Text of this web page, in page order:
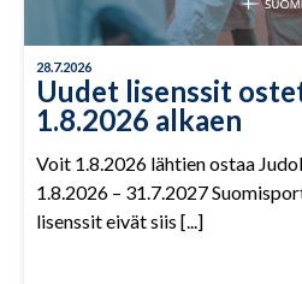
28.7.2026
Uudet lisenssit
1.8.2026 alkaen
Voit 1.8.2026 lähtien ostaa
1.8.2026 – 31.7.2027
lisenssit eivät siis [...]